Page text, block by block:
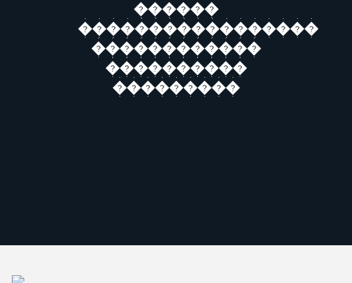
������
�����������������
������������
����������
���������